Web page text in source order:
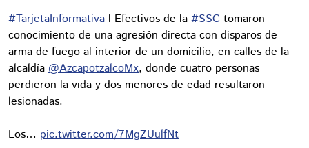
#TarjetaInformativa l Efectivos de la #SSC tomaron
conocimiento de una agresión directa con disparos de
arma de fuego al interior de un domicilio, en calles de la
alcaldía @AzcapotzalcoMx, donde cuatro personas
perdieron la vida y dos menores de edad resultaron
lesionadas.
Los… pic.twitter.com/7MgZUulfNt